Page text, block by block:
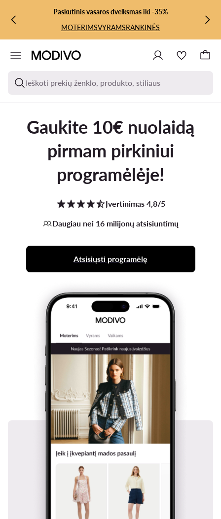
PEREITI PRIE PAGRINDINIO TURINIO
PEREITI Į PAIEŠKĄPaskutinis vasaros dvelksmas iki -35%
MOTERIMSVYRAMSRANKINĖS
Ieškoti prekių ženklo, produkto, stiliaus
Gaukite 10€ nuolaidą
pirmam pirkiniui
programėlėje!
Įvertinimas 4,8/5
Daugiau nei 16 milijonų atsisiuntimų
Atsisiųsti programėlę